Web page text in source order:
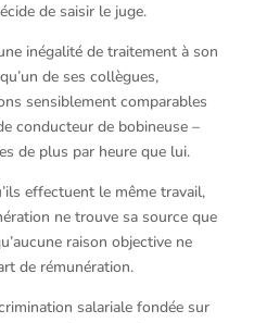
de saisir le juge.
inégalité de traitement à son
de ses collègues,
sensiblement comparables
conducteur de bobineuse –
de plus par heure que lui.
effectuent le même travail,
ne trouve sa source que
raison objective ne
de rémunération.
salariale fondée sur